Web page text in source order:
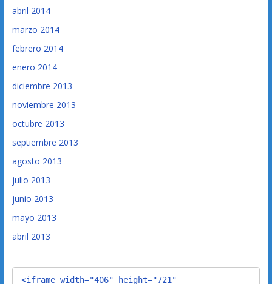
abril 2014
marzo 2014
febrero 2014
enero 2014
diciembre 2013
noviembre 2013
octubre 2013
septiembre 2013
agosto 2013
julio 2013
junio 2013
mayo 2013
abril 2013
<iframe width="406" height="721"